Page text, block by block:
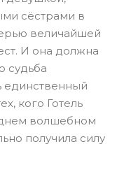
сёстрами в
величайшей
И она должна
судьба
единственный
кого Готель
волшебном
получила силу